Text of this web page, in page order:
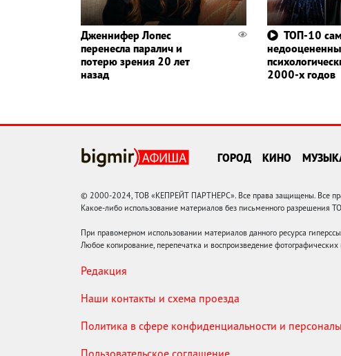
Дженнифер Лопес
перенесла паралич и
потерю зрения 20 лет
назад
ТОП-10
2000-х годов
ГОРОД КИНО
© 2000-2024, ТОВ «КЕПРЕЙТ ПАРТНЕРС». Все права защищены. Все
Какое-либо использование материалов без письменного
При правомерном использовании материалов данного ресурса
Любое копирование, перепечатка и воспроизведение
Редакция
Наши контакты и схема проезда
Политика в сфере конфиденциальности и
Пользовательское соглашение